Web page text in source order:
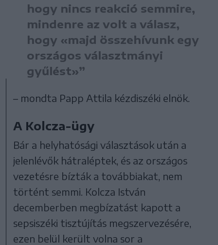
hogy nincs reakció semmire,
mindenre az volt a válasz,
hogy «majd összehívunk egy
országos választmányi
gyűlést»”
– mondta Papp Attila kézdiszéki elnök.
A Kolcza-ügy
Bár a helyhatósági választások után a
jelenlévők hátraléptek, és az országos
vezetésre bízták a továbbiakat, nem
történt semmi. Kolcza István
decemberben megbízatást kapott a
sepsiszéki tisztújítás megszervezésére,
ezen belül került volna sor a